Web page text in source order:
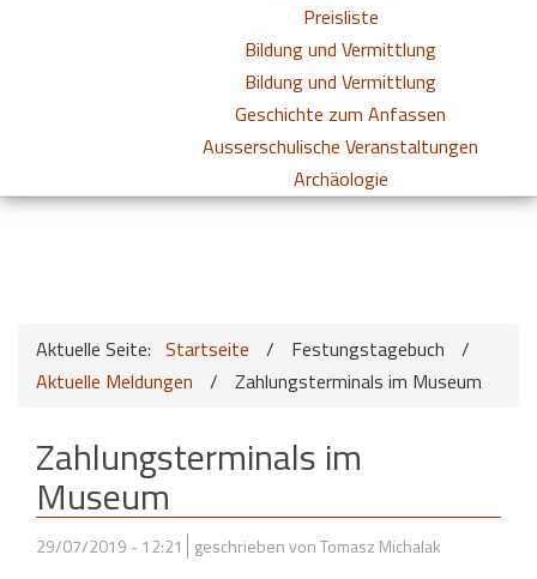
Preisliste
Bildung und Vermittlung
Bildung und Vermittlung
Geschichte zum Anfassen
Ausserschulische Veranstaltungen
Archäologie
Aktuelle Seite: Startseite / Festungstagebuch
/
Aktuelle Meldungen
/ Zahlungsterminals im Museum
Zahlungsterminals im
Museum
29/07/2019 - 12:21 geschrieben von Tomasz Michalak